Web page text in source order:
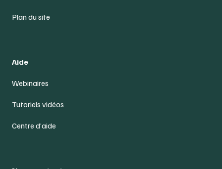
Plan du site
Aide
Webinaires
Tutoriels vidéos
Centre d’aide